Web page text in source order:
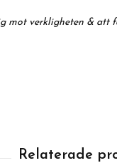
mot verkligheten &